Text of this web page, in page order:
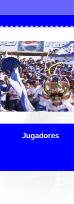
Jugadores